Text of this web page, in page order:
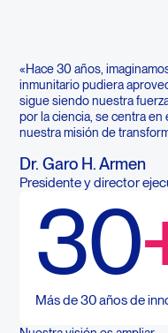
30
Más de 30 años de
«Hace 30 años,
inmunitario pudiera
sigue siendo nuestra
por la ciencia, se centra
nuestra misión de
Dr. Garo H. Armen
Presidente y director